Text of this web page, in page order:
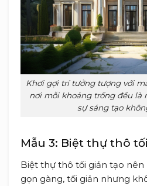
Khơi gợi trí tưởng tượng với
nơi mỗi khoảng trống đều là
sự sáng tạo
Mẫu 3: Biệt thự thô
Biệt thự thô tối giản tạo
gọn gàng, tối giản nhưng